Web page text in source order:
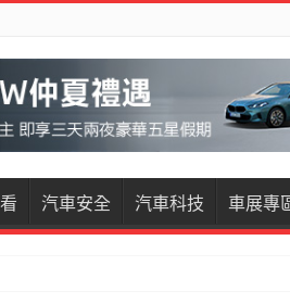
汽車安全 汽車科技 車展專
駕